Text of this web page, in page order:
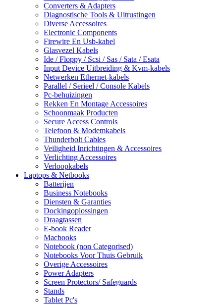
Converters & Adapters
Diagnostische Tools & Uitrustingen
Diverse Accessoires
Electronic Components
Firewire En Usb-kabel
Glasvezel Kabels
Ide / Floppy / Scsi / Sas / Sata / Esata
Input Device Uitbreiding & Kvm-kabels
Netwerken Ethernet-kabels
Parallel / Serieel / Console Kabels
Pc-behuizingen
Rekken En Montage Accessoires
Schoonmaak Producten
Secure Access Controls
Telefoon & Modemkabels
Thunderbolt Cables
Veiligheid Inrichtingen & Accessoires
Verlichting Accessoires
Verloopkabels
Laptops & Netbooks
Batterijen
Business Notebooks
Diensten & Garanties
Dockingoplossingen
Draagtassen
E-book Reader
Macbooks
Notebook (non Categorised)
Notebooks Voor Thuis Gebruik
Overige Accessoires
Power Adapters
Screen Protectors/ Safeguards
Stands
Tablet Pc's